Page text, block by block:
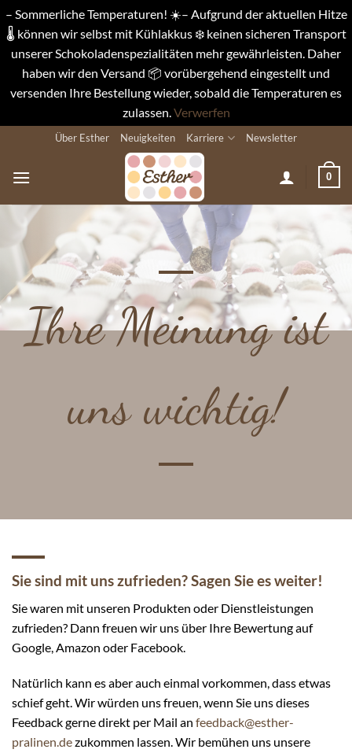
– Sommerliche Temperaturen! ☀️– Aufgrund der aktuellen Hitze
🌡️ können wir selbst mit Kühlakkus ❄️ keinen sicheren Transport
unserer Schokoladenspezialitäten mehr gewährleisten. Daher
haben wir den Versand 📦 vorübergehend eingestellt und
versenden Ihre Bestellung wieder, sobald die Temperaturen es
zulassen.Verwerfen
springen
Über Esther Neuigkeiten Karriere Newsletter
0
Ihre Meinungist
uns wichtig!
Sie sind mit uns zufrieden? Sagen Sie es weiter!
Sie waren mit unseren Produkten oder Dienstleistungen
zufrieden? Dann freuen wir uns über Ihre Bewertung auf
Google, Amazon oder Facebook.
Natürlich kann es aber auch einmal vorkommen, dass etwas
schief geht. Wir würden uns freuen, wenn Sie uns dieses
Feedback gerne direkt per Mail an feedback@esther-
pralinen.dezukommen lassen. Wir bemühen uns unsere